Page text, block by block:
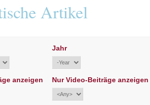
Artikel
Jahr
anzeigen Nur Video-Beiträge anzeigen